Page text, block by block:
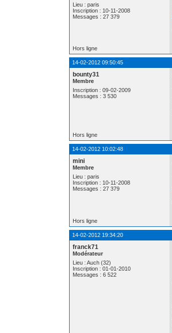
Lieu : paris
Inscription : 10-11-2008
Messages : 27 379
Hors ligne
14-02-2012 09:50:45
bounty31
Membre
Inscription : 09-02-2009
Messages : 3 530
Hors ligne
14-02-2012 10:02:48
mini
Membre
Lieu : paris
Inscription : 10-11-2008
Messages : 27 379
Hors ligne
14-02-2012 19:34:20
franck71
Modérateur
Lieu : Auch (32)
Inscription : 01-01-2010
Messages : 6 522